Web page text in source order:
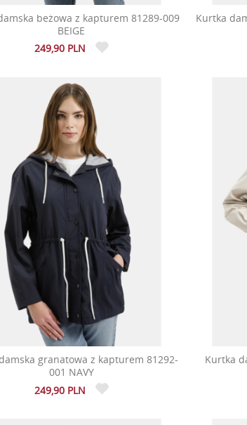
beżowa z kapturem 81289-009
BEIGE
249,90 PLN
Kurtka
granatowa z kapturem 81292-
001 NAVY
249,90 PLN
Kurtka